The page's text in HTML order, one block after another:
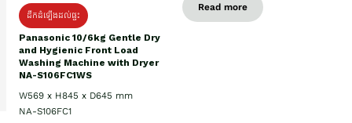
ដឹកដំឡើងដល់ផ្ទះ
Panasonic 10/6kg Gentle Dry
and Hygienic Front Load
Washing Machine with Dryer
NA-S106FC1WS
W569 x H845 x D645 mm
NA-S106FC1
Read more